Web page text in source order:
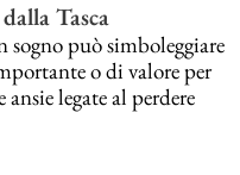
Tasca
sogno può simboleggiare
o di valore per
legate al perdere